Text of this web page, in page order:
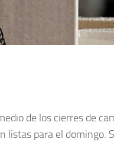
de los cierres de
listas para el domingo.